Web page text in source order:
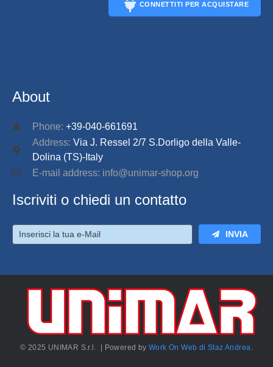
CONNETTITI PER ACQUISTARE
About
Phone: +39-040-661691
Address: Via J. Ressel 2/7 S.Dorligo della Valle-
Dolina (TS)-Italy
E-mail address: info@unimar-shop.org
Iscriviti o chiedi un contatto
INVIA
© 2025 UNIMAR S.r.l. | Powered byWork On Web di Staz Andrea.